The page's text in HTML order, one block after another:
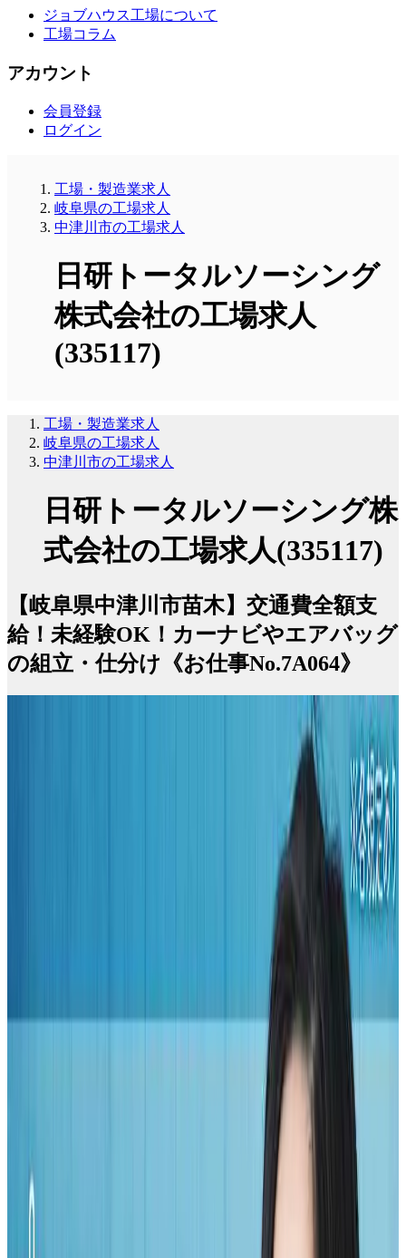
ジョブハウス工場について
工場コラム
アカウント
会員登録
ログイン
工場・製造業求人
岐阜県の工場求人
中津川市の工場求人
日研トータルソーシング
株式会社の工場求人
(335117)
工場・製造業求人
岐阜県の工場求人
中津川市の工場求人
日研トータルソーシング株
式会社の工場求人(335117)
【岐阜県中津川市苗木】交通費全額支
給！未経験OK！カーナビやエアバッグ
の組立・仕分け《お仕事No.7A064》